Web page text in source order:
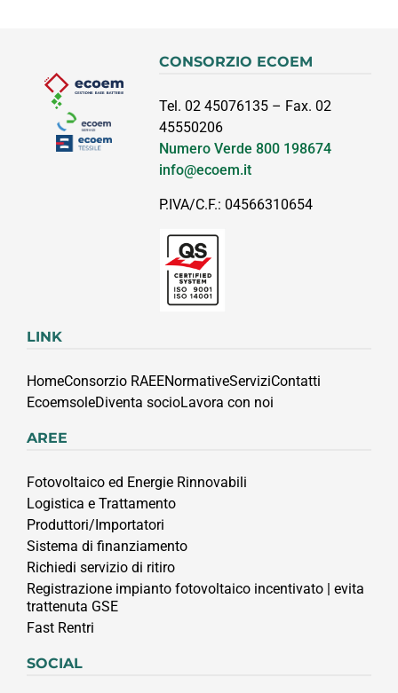
CONSORZIO ECOEM
Tel. 02 45076135 – Fax. 02
45550206
Numero Verde 800 198674
info@ecoem.it
P.IVA/C.F.: 04566310654
LINK
HomeConsorzio RAEENormativeServiziContatti
EcoemsoleDiventa socioLavora con noi
AREE
Fotovoltaico ed Energie Rinnovabili
Logistica e Trattamento
Produttori/Importatori
Sistema di finanziamento
Richiedi servizio di ritiro
Registrazione impianto fotovoltaico incentivato | evita
trattenuta GSE
Fast Rentri
SOCIAL